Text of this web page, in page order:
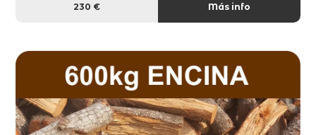
230 € Más info